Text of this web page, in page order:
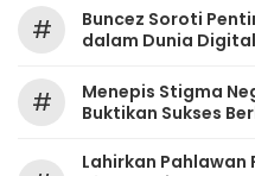
#
‎Buncez Soroti
dalam Dunia
#
Menepis Stigma
Buktikan Sukses
Lahirkan Pahlawan